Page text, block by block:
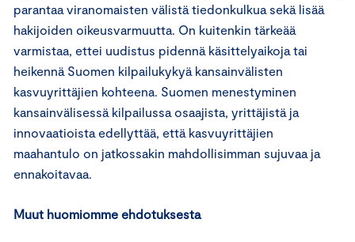
parantaa viranomaisten välistä tiedonkulkua sekä lisää
hakijoiden oikeusvarmuutta. On kuitenkin tärkeää
varmistaa, ettei uudistus pidennä käsittelyaikoja tai
heikennä Suomen kilpailukykyä kansainvälisten
kasvuyrittäjien kohteena. Suomen menestyminen
kansainvälisessä kilpailussa osaajista, yrittäjistä ja
innovaatioista edellyttää, että kasvuyrittäjien
maahantulo on jatkossakin mahdollisimman sujuvaa ja
ennakoitavaa.
Muut huomiomme ehdotuksesta